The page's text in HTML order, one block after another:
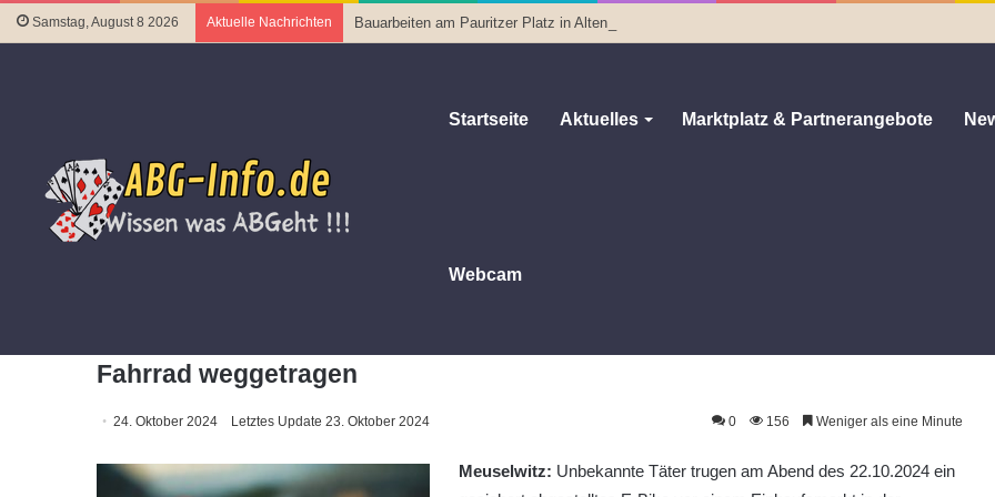
Samstag, August 8 2026 Aktuelle Nachrichten Bauarbeiten am Pauritzer Platz in Altenburg starten
Startseite Aktuelles Marktplatz & Partnerangebote
Webcam
Fahrrad weggetragen
24. Oktober 2024 Letztes Update 23. Oktober 2024 0 156 Weniger als eine Minute
Meuselwitz: Unbekannte Täter trugen am Abend des 22.10.2024 ein